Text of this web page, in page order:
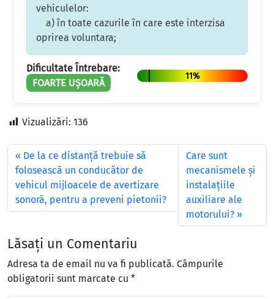
vehiculelor:
a) în toate cazurile în care este interzisa
oprirea voluntara;
Dificultate Întrebare:
FOARTE UȘOARĂ
11%
Vizualizări: 136
De la ce distanță trebuie să
folosească un conducător de
vehicul mijloacele de avertizare
sonoră, pentru a preveni pietonii?
Care sunt
mecanismele și
instalațiile
auxiliare ale
motorului?
Lăsați un Comentariu
Adresa ta de email nu va fi publicată. Câmpurile
obligatorii sunt marcate cu *